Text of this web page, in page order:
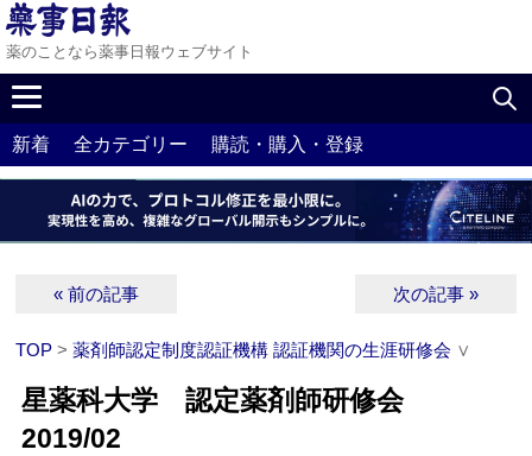
薬のことなら薬事日報ウェブサイト
新着 全カテゴリー 購読・購入・登録
« 前の記事 次の記事 »
TOP >薬剤師認定制度認証機構 認証機関の生涯研修会 ∨
星薬科大学 認定薬剤師研修会
2019/02